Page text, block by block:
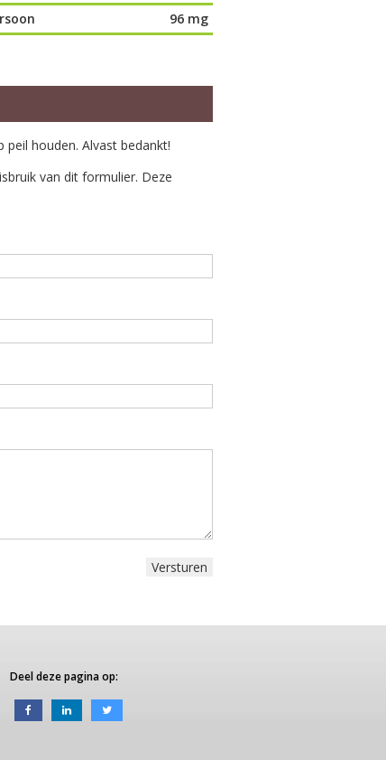
96 mg
houden. Alvast bedankt!
van dit formulier. Deze
Deel deze pagina op: